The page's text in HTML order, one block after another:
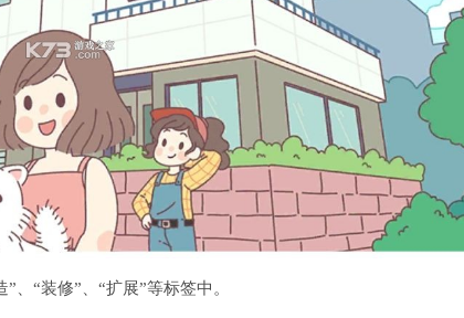
、“装修”、“扩展”等标签中。